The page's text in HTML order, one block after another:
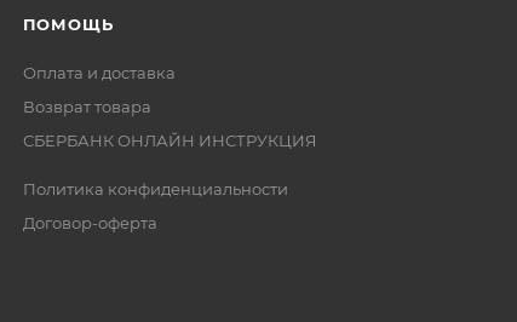
ПОМОЩЬ
Оплата и доставка
Возврат товара
СБЕРБАНК ОНЛАЙН ИНСТРУКЦИЯ
Политика конфиденциальности
Договор-оферта